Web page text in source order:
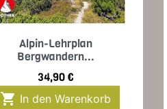
 Vorschau
Alpin-Lehrplan
Bergwandern...
Preis
34,90 €
 In den Warenkorb